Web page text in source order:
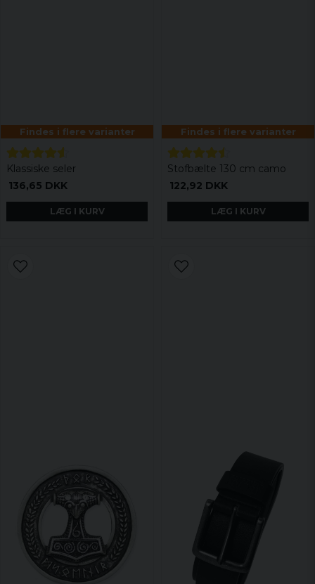
Findes i flere varianter
Klassiske seler
136,65 DKK
LÆG I KURV
Findes i flere varianter
Stofbælte 130 cm camo
122,92 DKK
LÆG I KURV